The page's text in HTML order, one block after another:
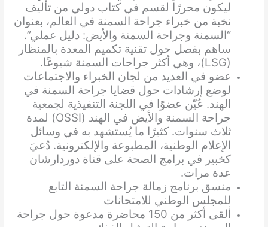
ليكون محررًا لقسم في كتاب دولي من تأليف
نخبة من خبراء جراحة السمنة في العالم، بعنوان
“السمنة وجراحة السمنة والأيض: دليل عملي”.
ساهم بفصل حول تقنية تكميم المعدة بالمنظار
(LSG)، وهي أكثر جراحات السمنة شيوعًا.
عضو في العديد من لجان الخبراء والاجتماعات
لوضع إرشادات حول قضايا جراحة السمنة في
الهند. عُيّن عضوًا في اللجنة التنفيذية لجمعية
جراحة السمنة والأيض في الهند (OSSI) لمدة
ثلاث سنوات. كثيرًا ما يُستشهد به في وسائل
الإعلام الوطنية، المطبوعة والإلكترونية. دُعيَ
كخبير في برامج الصحة على قناة دوردارشان
عدة مرات.
منسق برنامج زمالة جراحة السمنة التابع
للمجلس الوطني للامتحانات
ألقى أكثر من 150 محاضرة مدعوة حول جراحة